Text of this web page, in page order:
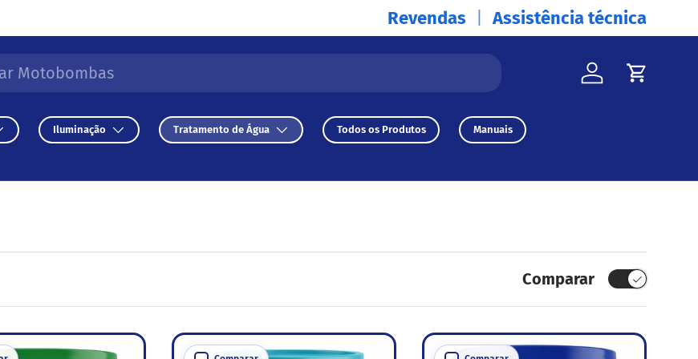
Revendas Assistência técnica
Iniciar sessão
Iluminação Tratamento de Água Todos os Produtos Manuais
Comparar